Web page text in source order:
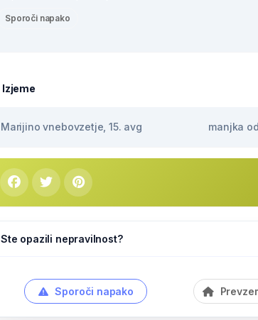
Sporoči napako
Izjeme
Marijino vnebovzetje, 15. avg manjka
Ste opazili nepravilnost?
Sporoči napako